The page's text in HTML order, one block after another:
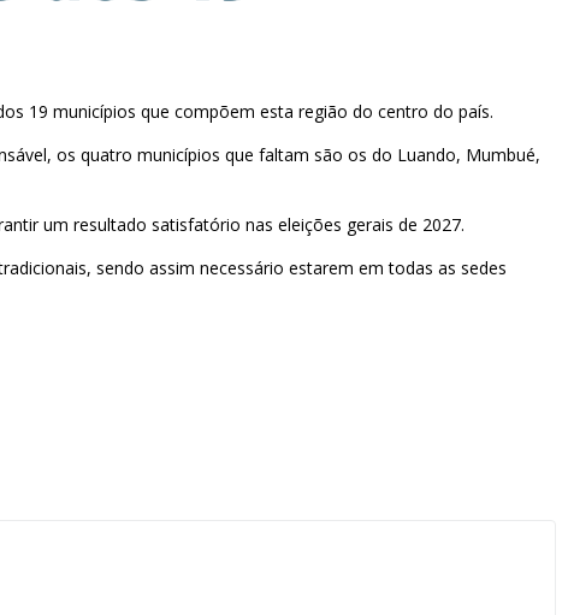
19 municípios que compõem esta região do centro do país.
os quatro municípios que faltam são os do Luando, Mumbué,
um resultado satisfatório nas eleições gerais de 2027.
sendo assim necessário estarem em todas as sedes